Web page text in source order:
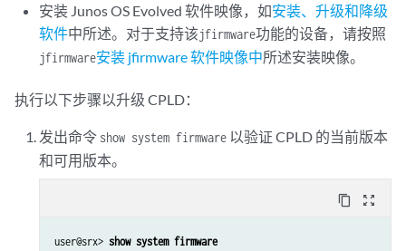
安装 Junos OS Evolved 软件映像，如安装、升级和降级
软件中所述。对于支持该jfirmware功能的设备，请按照
jfirmware安装 jfirmware 软件映像中所述安装映像。
执行以下步骤以升级 CPLD：
发出命令 show system firmware 以验证 CPLD 的当前版本
和可用版本。
content_copy zoom_out_map
user@srx> show system firmware